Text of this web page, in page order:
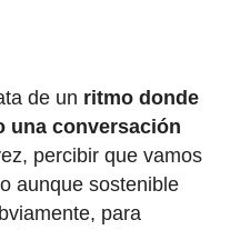
de un ritmo donde
una conversación
percibir que vamos
aunque sostenible
para